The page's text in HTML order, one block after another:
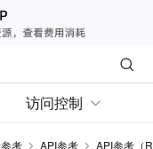
访问控制
考 API参考 API参考（